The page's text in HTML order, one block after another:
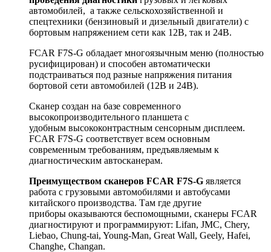
автомобилей, а также сельскохозяйственной и
спецтехники (бензиновый и дизельный двигатели) с
бортовым напряжением сети как 12В, так и 24В.
FCAR F7S-G обладает многоязычным меню (полностью
русифицирован) и способен автоматически
подстраиваться под разные напряжения питания
бортовой сети автомобилей (12В и 24В).
Сканер создан на базе современного
высокопроизводительного планшета с
удобным высококонтрастным сенсорным дисплеем.
FCAR F7S-G соответствует всем основным
современным требованиям, предъявляемым к
диагностическим автосканерам.
Преимуществом сканеров FCAR F7S-G является
работа с грузовыми автомобилями и автобусами
китайского производства. Там где другие
приборы оказываются беспомощными, сканеры FCAR
диагностируют и программируют: Lifan, JMC, Chery,
Liebao, Chung-tai, Young-Man, Great Wall, Geely, Hafei,
Changhe, Changan.